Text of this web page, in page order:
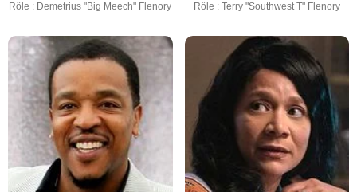
Rôle : Demetrius "Big Meech" Flenory Rôle : Terry "Southwest T" Flenory